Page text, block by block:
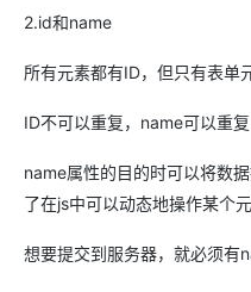
2.id和name
所有元素都有ID，但只有表单
ID不可以重复，name可以重复
name属性的目的时可以将数
了在js中可以动态地操作某个元
想要提交到服务器，就必须有